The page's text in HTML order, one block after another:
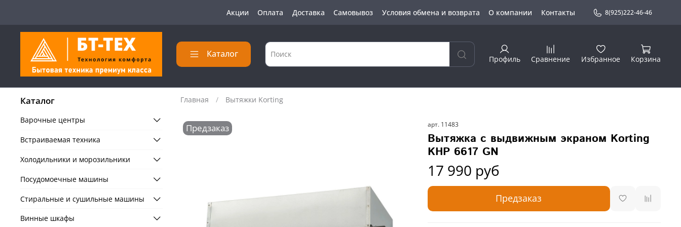
Акции Оплата Доставка Самовывоз Условия обмена и возврата О компании Контакты 8(925)222-46-46
Каталог Профиль Сравнение Избранное Корзина
Главная Вытяжки Korting
Предзаказ арт. 11483
Вытяжка с выдвижным экраном Korting
KHP 6617 GN
17 990 руб
Предзаказ
Каталог
Варочные центры
Встраиваемая техника
Холодильники и морозильники
Посудомоечные машины
Стиральные и сушильные машины
Винные шкафы